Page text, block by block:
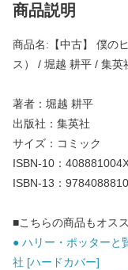
商品説明
商品名:【中古】 僕の
ス） / 堀越 耕平 / 集英
著者：堀越 耕平
出版社：集英社
サイズ：コミック
ISBN-10：
ISBN-13：
■こちらの商品もオス
● ハリー・ポッターと
社 [ハードカバー]